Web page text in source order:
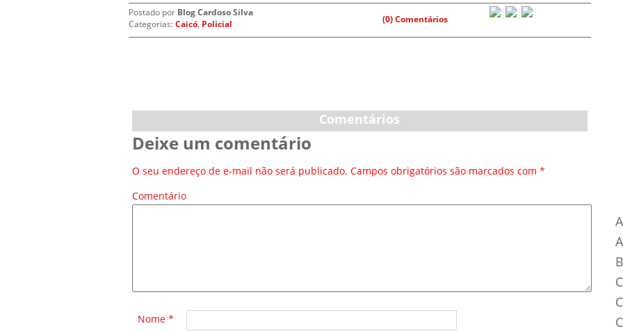
Postado por Blog Cardoso Silva
Categorias:Caicó, Policial (0) Comentários
Comentários
Deixe um comentário
O seu endereço de e-mail não será publicado. Campos obrigatórios são marcados com *
Comentário
Nome *